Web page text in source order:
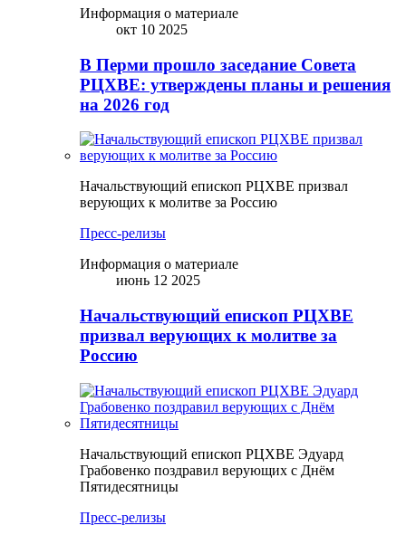
Информация о материале
окт 10 2025
В Перми прошло заседание Совета
РЦХВЕ: утверждены планы и решения
на 2026 год
Начальствующий епископ РЦХВЕ призвал
верующих к молитве за Россию
Пресс-релизы
Информация о материале
июнь 12 2025
Начальствующий епископ РЦХВЕ
призвал верующих к молитве за
Россию
Начальствующий епископ РЦХВЕ Эдуард
Грабовенко поздравил верующих с Днём
Пятидесятницы
Пресс-релизы